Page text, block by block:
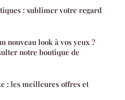
: sublimer votre regard
nouveau look à vos yeux ?
notre boutique de
: les meilleures offres et